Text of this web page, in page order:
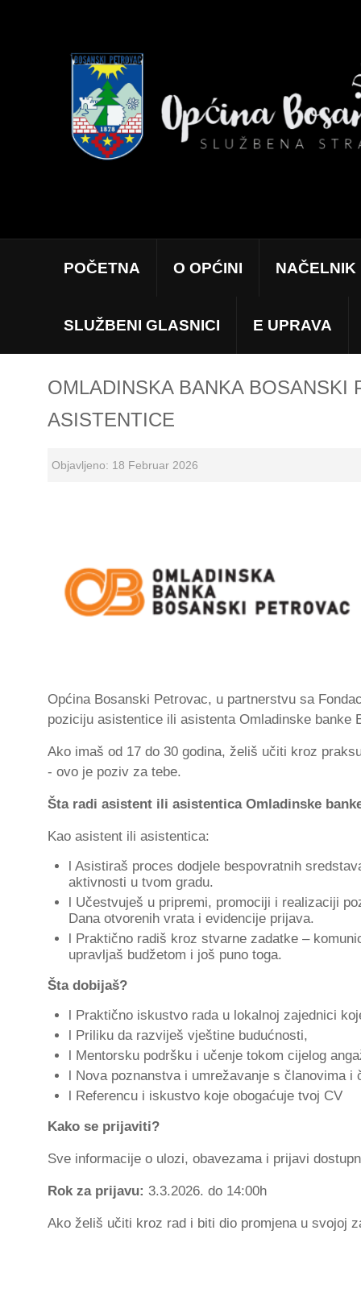
POČETNA O OPĆINI NAČELNIK
SLUŽBENI GLASNICI E UPRAVA
OMLADINSKA BANKA BOSANSKI
ASISTENTICE
Objavljeno: 18 Februar 2026
Općina Bosanski Petrovac, u partnerstvu sa
poziciju asistentice ili asistenta Omladinske banke
Ako imaš od 17 do 30 godina, želiš učiti kroz
- ovo je poziv za tebe.
Šta radi asistent ili asistentica Omladinske
Kao asistent ili asistentica:
l Asistiraš proces dodjele bespovratnih
aktivnosti u tvom gradu.
l Učestvuješ u pripremi, promociji i realizaciji
Dana otvorenih vrata i evidencije prijava.
l Praktično radiš kroz stvarne zadatke –
upravljaš budžetom i još puno toga.
Šta dobijaš?
l Praktično iskustvo rada u lokalnoj zajednici
l Priliku da razviješ vještine budućnosti,
l Mentorsku podršku i učenje tokom cijelog
l Nova poznanstva i umrežavanje s članovima
l Referencu i iskustvo koje obogaćuje tvoj CV
Kako se prijaviti?
Sve informacije o ulozi, obavezama i prijavi
Rok za prijavu: 3.3.2026. do 14:00h
Ako želiš učiti kroz rad i biti dio promjena u svojoj